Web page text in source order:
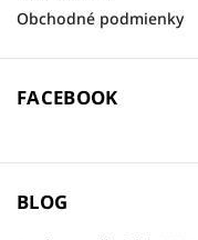
Obchodné podmienky
FACEBOOK
BLOG